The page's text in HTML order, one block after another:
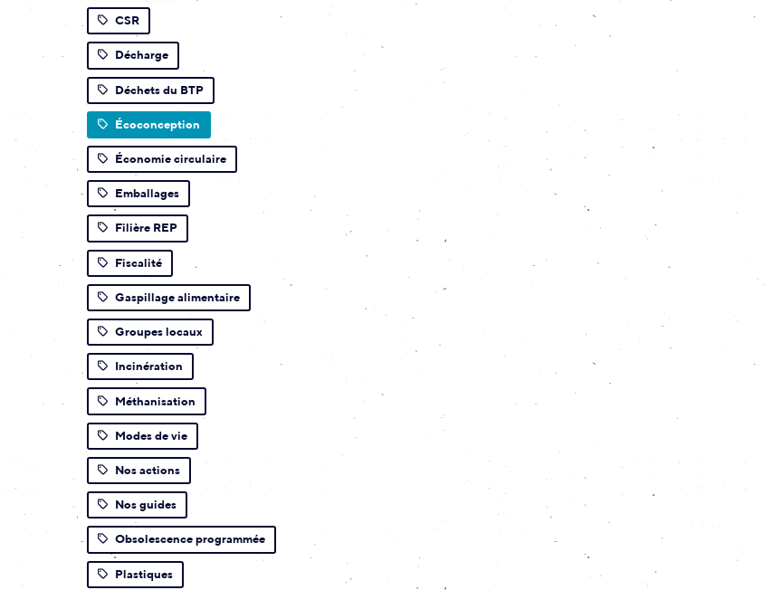
CSR
Décharge
Déchets du BTP
Écoconception
Économie circulaire
Emballages
Filière REP
Fiscalité
Gaspillage alimentaire
Groupes locaux
Incinération
Méthanisation
Modes de vie
Nos actions
Nos guides
Obsolescence programmée
Plastiques